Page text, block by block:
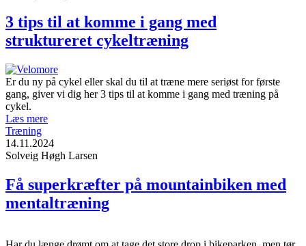
3 tips til at komme i gang med
struktureret cykeltræning
Er du ny på cykel eller skal du til at træne mere seriøst for første
gang, giver vi dig her 3 tips til at komme i gang med træning på
cykel.
Læs mere
Træning
14.11.2024
Solveig Høgh Larsen
Få superkræfter på mountainbiken med
mentaltræning